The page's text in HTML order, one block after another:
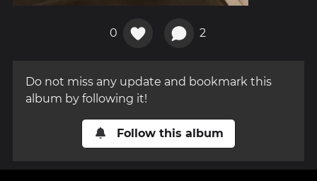
0 2
Do not miss any update and bookmark this
album by following it!
Follow this album